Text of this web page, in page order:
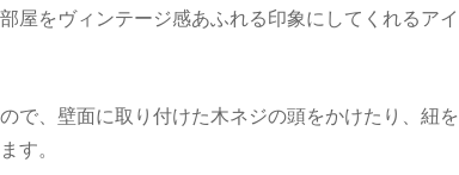
屋をヴィンテージ感あふれる印象にしてくれるアイ
で、壁面に取り付けた木ネジの頭をかけたり、紐を
す。